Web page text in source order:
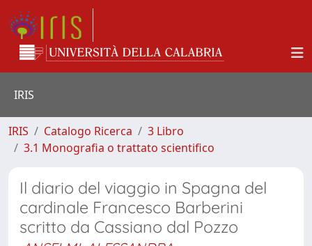
IRIS
IRIS Catalogo Ricerca
3 Libro
3.1 Monografia o trattato scientifico
Il diario del viaggio in Spagna del
cardinale Francesco Barberini
scritto da Cassiano dal Pozzo